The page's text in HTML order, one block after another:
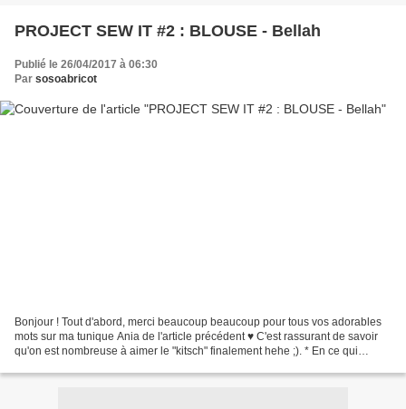
PROJECT SEW IT #2 : BLOUSE - Bellah
Publié le 26/04/2017 à 06:30
Par sosoabricot
Bonjour ! Tout d'abord, merci beaucoup beaucoup pour tous vos adorables
mots sur ma tunique Ania de l'article précédent ♥ C'est rassurant de savoir
qu'on est nombreuse à aimer le "kitsch" finalement hehe ;). * En ce qui